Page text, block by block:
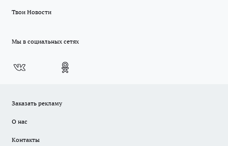
Твои Новости
Мы в социальных сетях
Заказать рекламу
О нас
Контакты